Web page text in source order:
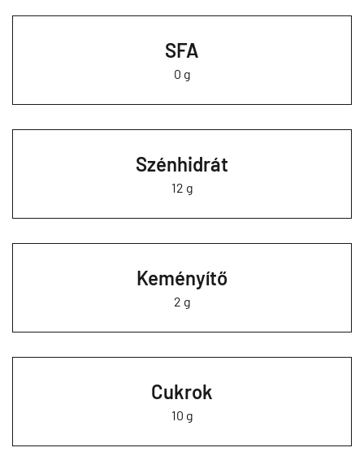
SFA
0 g
Szénhidrát
12 g
Keményítő
2 g
Cukrok
10 g